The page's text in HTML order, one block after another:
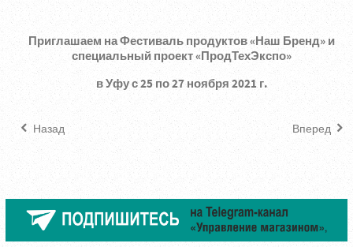
Приглашаем на Фестиваль продуктов «Наш Бренд» и
специальный проект «ПродТехЭкспо»
в Уфу с 25 по 27 ноября 2021 г.
Назад Вперед